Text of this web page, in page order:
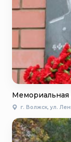
Мемориальная
г. Волжск, ул.